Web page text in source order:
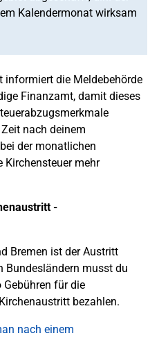
Kalendermonat wirksam
informiert die Meldebehörde
Finanzamt, damit dieses
nach deinem
der monatlichen
Kirchensteuer mehr
-
Bremen ist der Austritt
Bundesländern musst du
für die
bezahlen.
nach einem